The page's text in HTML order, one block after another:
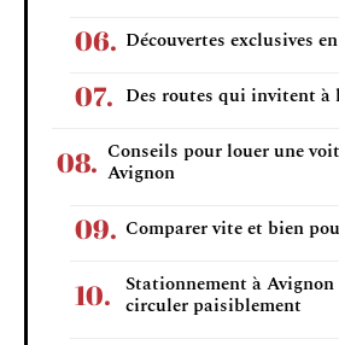
Découvertes exclusives
Des routes qui invitent à
Conseils pour louer une
Avignon
Comparer vite et bien
Stationnement à
circuler paisiblement